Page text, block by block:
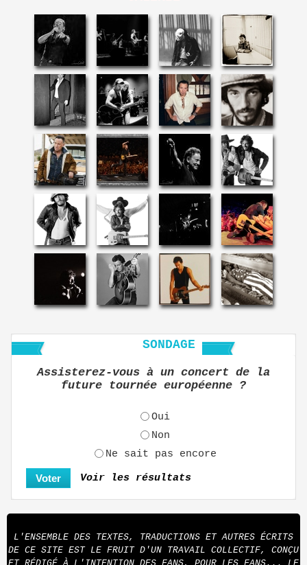
SONDAGE
Assisterez-vous à un concert de la
future tournée européenne ?
Oui
Non
Ne sait pas encore
Voir les résultats
L'ENSEMBLE DES TEXTES, TRADUCTIONS ET AUTRES ÉCRITS
DE CE SITE EST LE FRUIT D'UN TRAVAIL COLLECTIF, CONÇU